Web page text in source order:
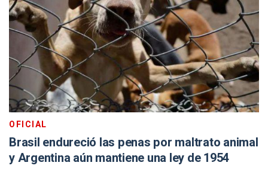
OFICIAL
Brasil endureció las penas por maltrato animal
y Argentina aún mantiene una ley de 1954